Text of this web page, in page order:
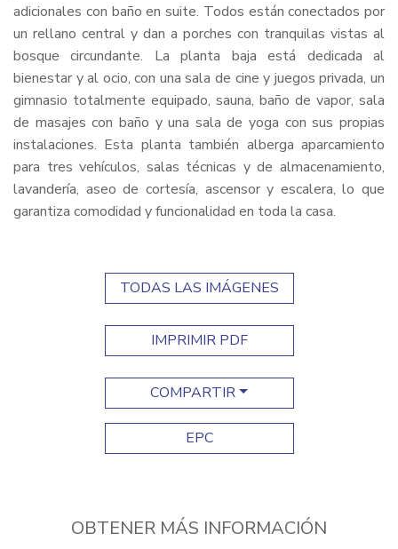
adicionales con baño en suite. Todos están conectados por
un rellano central y dan a porches con tranquilas vistas al
bosque circundante. La planta baja está dedicada al
bienestar y al ocio, con una sala de cine y juegos privada, un
gimnasio totalmente equipado, sauna, baño de vapor, sala
de masajes con baño y una sala de yoga con sus propias
instalaciones. Esta planta también alberga aparcamiento
para tres vehículos, salas técnicas y de almacenamiento,
lavandería, aseo de cortesía, ascensor y escalera, lo que
garantiza comodidad y funcionalidad en toda la casa.
TODAS LAS IMÁGENES
IMPRIMIR PDF
COMPARTIR
EPC
OBTENER MÁS INFORMACIÓN